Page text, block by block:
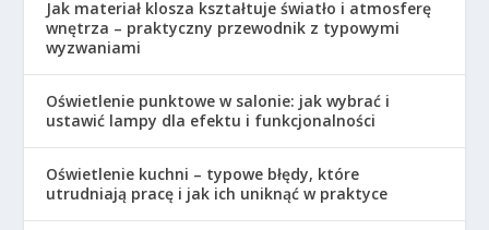
Jak materiał klosza kształtuje światło i atmosferę
wnętrza – praktyczny przewodnik z typowymi
wyzwaniami
Oświetlenie punktowe w salonie: jak wybrać i
ustawić lampy dla efektu i funkcjonalności
Oświetlenie kuchni – typowe błędy, które
utrudniają pracę i jak ich uniknąć w praktyce